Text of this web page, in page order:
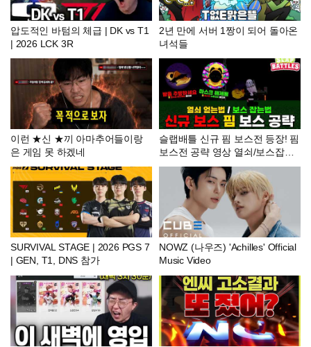
압도적인 바텀의 체급 | DK vs T1
| 2026 LCK 3R
2년 만에 서버 1짱이 되어 돌아온
녀석들
이런 ★신 ★끼 아마추어들이랑
은 게임 못 하겠네
슬랩배틀 신규 핌 보스전 등장! 핌
보스전 공략 영상 열쇠/보스잡는
법 [슬랩배틀]
SURVIVAL STAGE | 2026 PGS 7
| GEN, T1, DNS 참가
NOWZ (나우즈) 'Achilles' Official
Music Video